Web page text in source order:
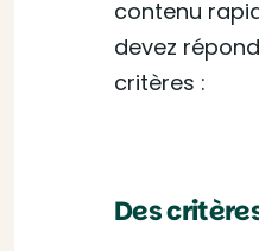
contenu
devez
critères :
Des